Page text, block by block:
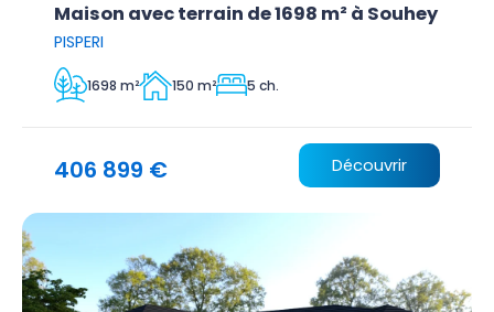
Maison avec terrain de 1698 m² à Souhey
PISPERI
1698 m² 150 m² 5 ch.
406 899 € Découvrir